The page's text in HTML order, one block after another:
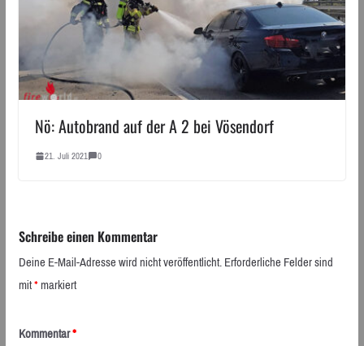
Nö: Autobrand auf der A 2 bei Vösendorf
21. Juli 2021 0
Schreibe einen Kommentar
Deine E-Mail-Adresse wird nicht veröffentlicht.Erforderliche Felder sind
mit*markiert
Kommentar*